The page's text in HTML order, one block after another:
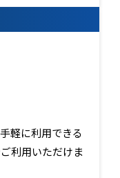
軽に利用できる
利用いただけま